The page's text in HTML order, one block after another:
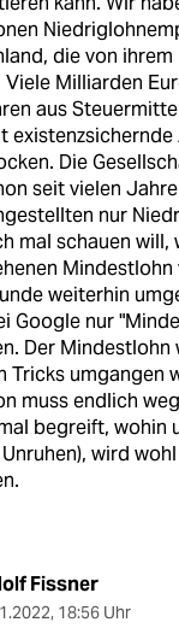
die von
Viele Milliarden
aus
Die
seit vielen
nur
mal schauen will,
Mindestlohn
weiterhin
Google nur
Der Mindestlohn
Tricks umgangen
muss endlich
begreift, wohin
wird
Fissner
, 18:56 Uhr